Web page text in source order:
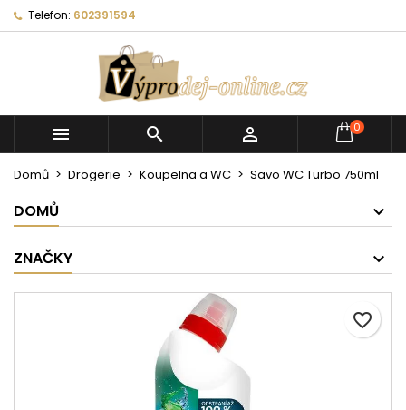
Telefon: 602391594
   0
Domů Drogerie Koupelna a WC Savo WC Turbo 750ml
DOMŮ
ZNAČKY
favorite_border